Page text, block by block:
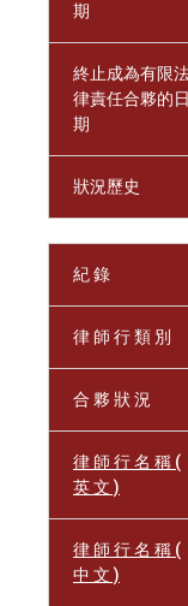
期
終止成為有限
律責任合夥的日
期
狀況歷史
紀 錄
律 師 行 類 別
合 夥 狀 況
律 師 行 名 稱 (
英 文 )
律 師 行 名 稱 (
中 文 )